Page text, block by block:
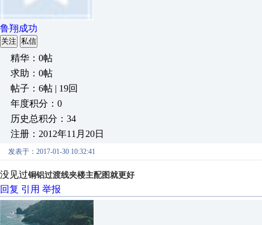
鲁翔成功
关注 私信
精华：0帖
求助：0帖
帖子：6帖 | 19回
年度积分：0
历史总积分：34
注册：2012年11月20日
发表于：2017-01-30 10:32:41
没见过铜铝过渡线夹楼主配图就更好
回复 引用 举报